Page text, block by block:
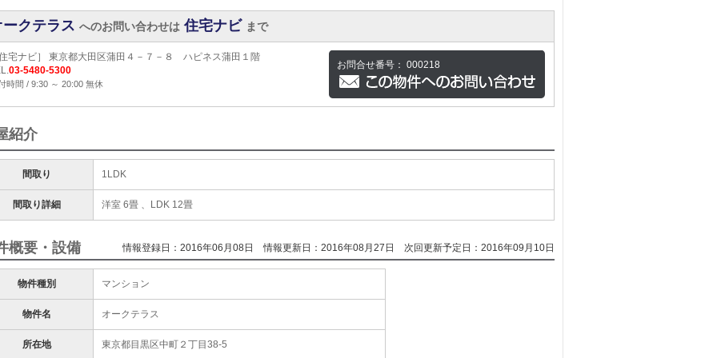
ークテラス へのお問い合わせは 住宅ナビ まで
住宅ナビ］ 東京都大田区蒲田４－７－８ ハピネス蒲田１階
03-5480-5300
時間 / 9:30 ～ 20:00 無休
お問合せ番号： 000218
紹介
間取り 1LDK
間取り詳細 洋室 6畳 、LDK 12畳
概要・設備 情報登録日：2016年06月08日 情報更新日：2016年08月27日 次回更新予定日：2016年09月10日
物件種別 マンション
物件名 オークテラス
所在地 東京都目黒区中町２丁目38-5